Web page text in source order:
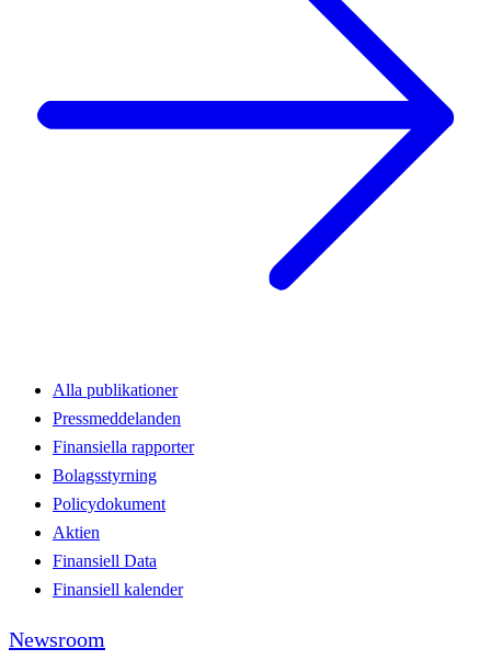
Alla publikationer
Pressmeddelanden
Finansiella rapporter
Bolagsstyrning
Policydokument
Aktien
Finansiell Data
Finansiell kalender
Newsroom